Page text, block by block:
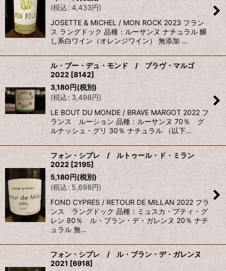
(税込: 4,433円)
JOSETTE & MICHEL / MON ROCK 2023 フラン
ス ラングドック 品種：ルーサンヌ ナチュラル 醸
し系白ワイン（オレンジワイン） 無添加 …
ル・ブー・デュ・モンド / ブラヴ・マルゴ
2022[8142]
3,180円(税別)
(税込: 3,498円)
LE BOUT DU MONDE / BRAVE MARGOT 2022 フ
ランス ルーション 品種：ルーサンヌ 70％ グ
ルナッシュ・グリ 30％ ナチュラル （以下…
フォン・シプレ / ルトゥール・ド・ミラン
2022 [2195]
5,180円(税別)
(税込: 5,698円)
FOND CYPRES / RETOUR DE MILLAN 2022 フラ
ンス ラングドック 品種：ミュスカ・プティ・グ
レン 80％ ル・ブラン・デ・ガレンヌ 20％ ナチ
ュラル 無…
フォン・シプレ / ル・ブラン・デ・ガレンヌ
2021 [6918]